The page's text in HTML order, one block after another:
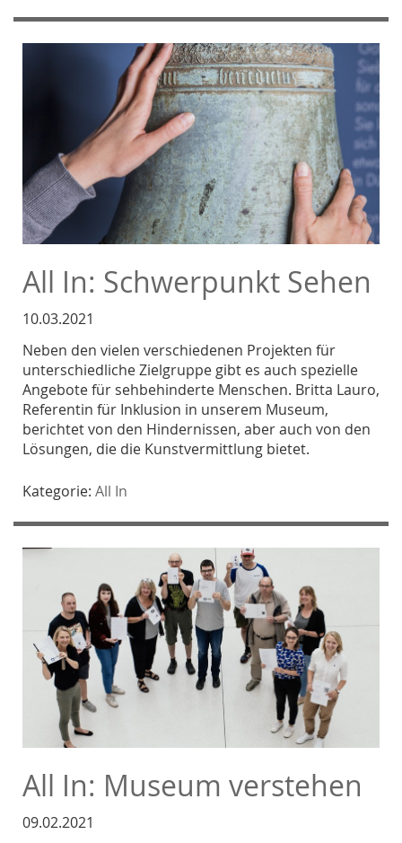
All In: Schwerpunkt Sehen
10.03.2021
Neben den vielen verschiedenen Projekten für
unterschiedliche Zielgruppe gibt es auch spezielle
Angebote für sehbehinderte Menschen. Britta Lauro,
Referentin für Inklusion in unserem Museum,
berichtet von den Hindernissen, aber auch von den
Lösungen, die die Kunstvermittlung bietet.
Kategorie: All In
All In: Museum verstehen
09.02.2021